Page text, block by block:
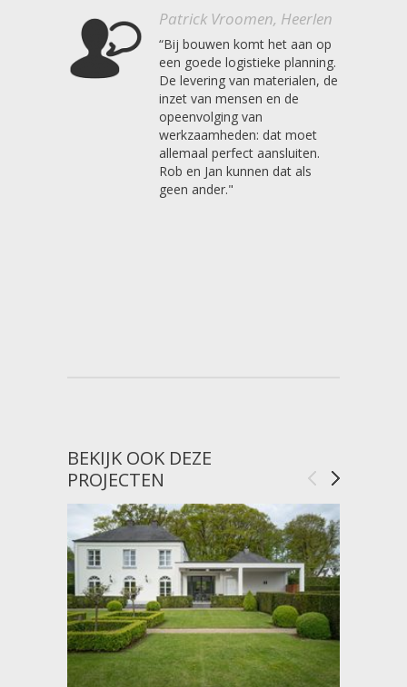
Patrick Vroomen, Heerlen
“Bij bouwen komt het aan op
een goede logistieke planning.
De levering van materialen, de
inzet van mensen en de
opeenvolging van
werkzaamheden: dat moet
allemaal perfect aansluiten.
Rob en Jan kunnen dat als
geen ander."
BEKIJK OOK DEZE
PROJECTEN